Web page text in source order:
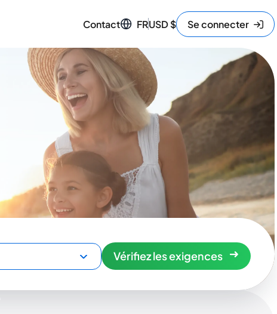
Contact FRUSD$ Se connecter
Vérifiez les exigences